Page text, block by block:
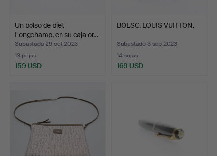
Un bolso de piel,
Longchamp, en su caja or…
Subastado 29 oct 2023
13 pujas
159 USD
BOLSO, LOUIS VUITTON.
Subastado 3 sep 2023
14 pujas
169 USD